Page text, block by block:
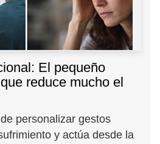
El pequeño
reduce mucho el
personalizar gestos
y actúa desde la